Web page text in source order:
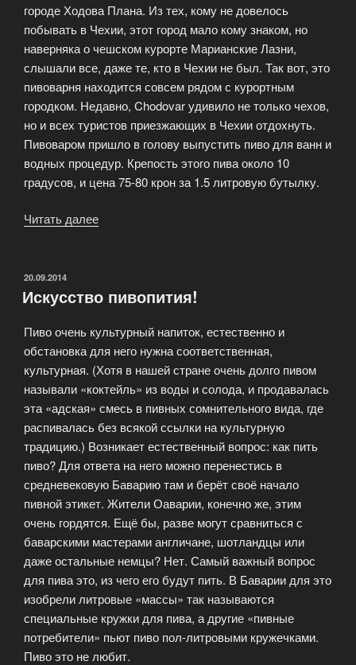
городе Ходова Плана. Из тех, кому не довелось
побывать в Чехии, этот город мало кому знаком, но
наверняка о чешском курорте Марианские Лазни,
слышали все, даже те, кто в Чехии не был. Так вот, это
пивоварня находится совсем рядом с курортным
городком. Недавно, Chodovar удивило не только чехов,
но и всех туристов приезжающих в Чехии отдохнуть.
Пивоваром пришло в голову выпустить пиво для ванн и
водных процедур. Крепость этого пива около 10
градусов, и цена 75-80 крон за 1.5 литровую бутылку.
Читать далее
ОПУБЛИКОВАНО
20.09.2014
Искусство пивопития!
Пиво очень культурный напиток, естественно и
обстановка для него нужна соответственная,
культурная. (Хотя в нашей стране очень долго пивом
называли «коктейль» из воды и солода, и продавалась
эта «адская» смесь в пивных сомнительного вида, где
распивалась без всякой ссылки на культурную
традицию.) Возникает естественный вопрос: как пить
пиво? Для ответа на него можно перенестись в
средневековую Баварию там и берёт своё начало
пивной этикет. Жители Оаварии, конечно же, этим
очень гордятся. Ещё бы, разве могут сравниться с
баварскими мастерами англичане, шотландцы или
даже остальные немцы? Нет. Самый важный вопрос
для пива это, из чего его будут пить. В Баварии для это
изобрели литровые «массы» так называются
специальные кружки для пива, а другие «пивные
потребители» пьют пиво пол-литровыми кружечками.
Пиво это не любит.